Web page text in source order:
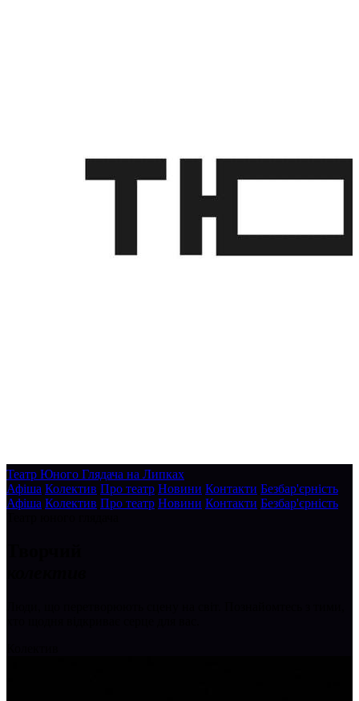
Театр Юного Глядача на Липках
Афіша Колектив Про театр Новини Контакти Безбар'єрність
Афіша Колектив Про театр Новини Контакти Безбар'єрність